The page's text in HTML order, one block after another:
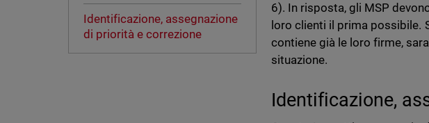
Identificazione, assegnazione
di priorità e correzione
6). In risposta, gli MSP
loro clienti il prima possibile.
contiene già le loro firme,
situazione.
Identificazione,